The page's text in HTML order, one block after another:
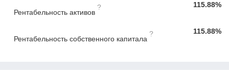
Рентабельность активов
? 115.88%
Рентабельность собственного капитала
? 115.88%